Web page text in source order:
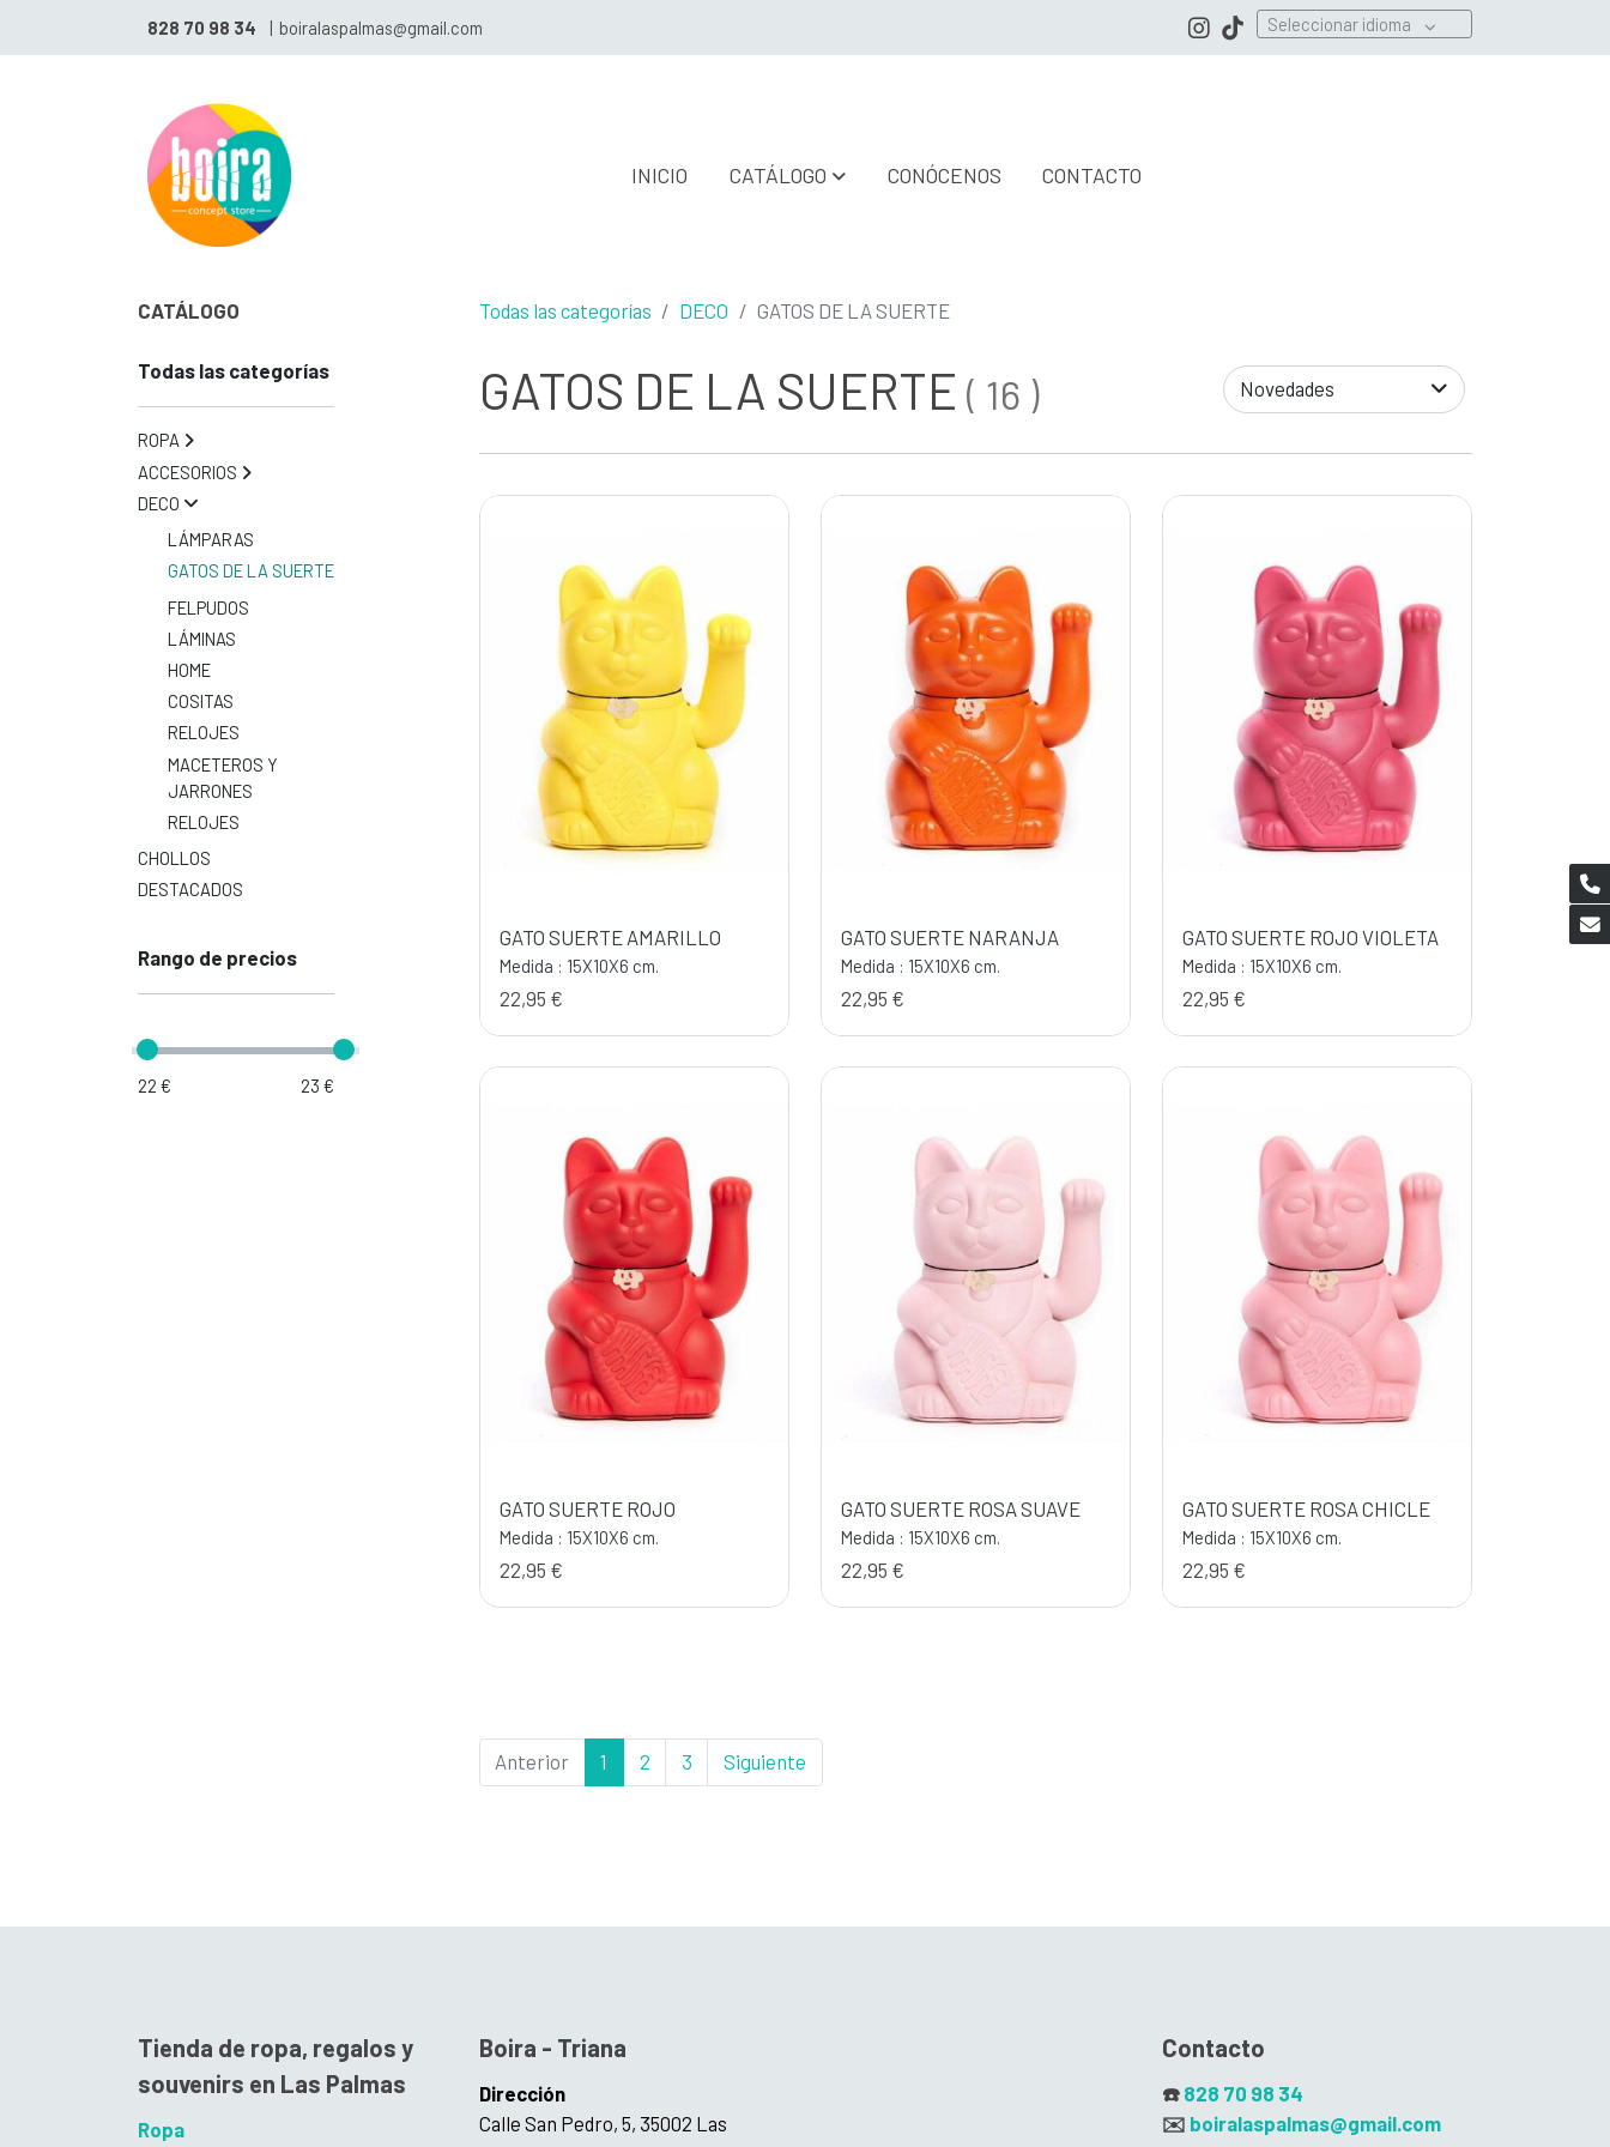
828 70 98 34 | boiralaspalmas@gmail.com Seleccionar idioma
INICIO CATÁLOGO CONÓCENOS CONTACTO
CATÁLOGO
Todas las categorías
ROPA
ACCESORIOS
DECO
LÁMPARAS
GATOS DE LA SUERTE
FELPUDOS
LÁMINAS
HOME
COSITAS
RELOJES
MACETEROS Y
JARRONES
RELOJES
CHOLLOS
DESTACADOS
Rango de precios
22 € 23 €
Todas las categorías DECO GATOS DE LA SUERTE
GATOS DE LA SUERTE ( 16 ) Novedades
GATO SUERTE AMARILLO
Medida : 15X10X6 cm.
22,95 €
GATO SUERTE NARANJA
Medida : 15X10X6 cm.
22,95 €
GATO SUERTE ROJO VIOLETA
Medida : 15X10X6 cm.
22,95 €
GATO SUERTE ROJO
Medida : 15X10X6 cm.
22,95 €
GATO SUERTE ROSA SUAVE
Medida : 15X10X6 cm.
22,95 €
GATO SUERTE ROSA CHICLE
Medida : 15X10X6 cm.
22,95 €
Anterior 1 2 3 Siguiente
Tienda de ropa, regalos y
souvenirs en Las Palmas
Ropa
Boira - Triana
Dirección
Calle San Pedro, 5, 35002 Las
Contacto
☎️ 828 70 98 34
✉️ boiralaspalmas@gmail.com